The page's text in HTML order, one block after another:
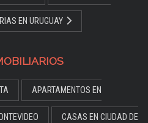
EN URUGUAY
APARTAMENTOS EN
CASAS EN CIUDAD DE